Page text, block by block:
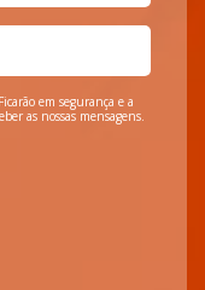
em segurança e a
as nossas mensagens.